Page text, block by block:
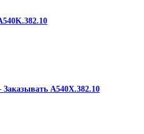
A540X.382.10